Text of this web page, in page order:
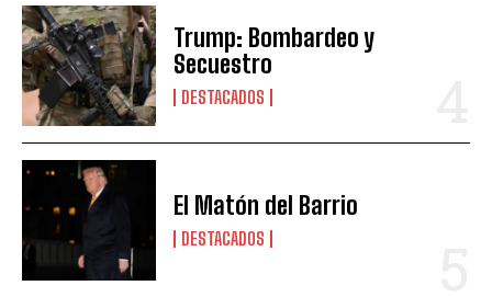
Trump: Bombardeo y
Secuestro
DESTACADOS
El Matón del Barrio
DESTACADOS